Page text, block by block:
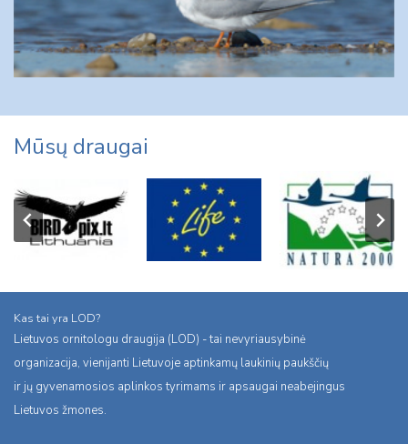
Mūsų draugai
Kas tai yra LOD?
Lietuvos ornitologu draugija (LOD) - tai nevyriausybinė
organizacija, vienijanti Lietuvoje aptinkamų laukinių paukščių
ir jų gyvenamosios aplinkos tyrimams ir apsaugai neabejingus
Lietuvos žmones.